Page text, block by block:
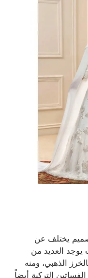
يختلف عن
يوجد العديد من
الذهبي، ومنه
التركية أيضاً